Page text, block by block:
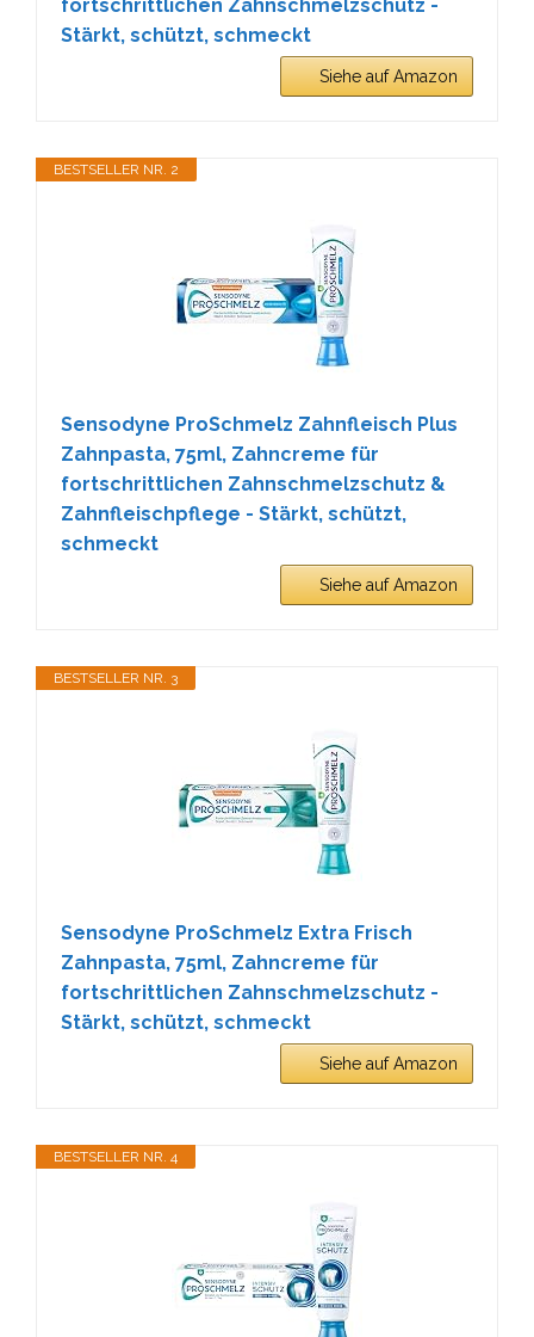
fortschrittlichen Zahnschmelzschutz -
Stärkt, schützt, schmeckt
Siehe auf Amazon
BESTSELLER NR. 2
Sensodyne ProSchmelz Zahnfleisch Plus
Zahnpasta, 75ml, Zahncreme für
fortschrittlichen Zahnschmelzschutz &
Zahnfleischpflege - Stärkt, schützt,
schmeckt
Siehe auf Amazon
BESTSELLER NR. 3
Sensodyne ProSchmelz Extra Frisch
Zahnpasta, 75ml, Zahncreme für
fortschrittlichen Zahnschmelzschutz -
Stärkt, schützt, schmeckt
Siehe auf Amazon
BESTSELLER NR. 4